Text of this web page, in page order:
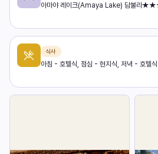
아마야 레이크(Amaya Lake) 담불라
식사
아침 - 호텔식, 점심 - 현지식, 저녁 - 호텔식